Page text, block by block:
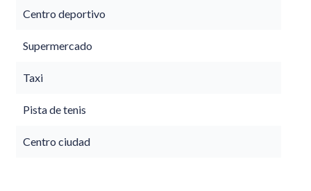
Centro deportivo
Supermercado
Taxi
Pista de tenis
Centro ciudad